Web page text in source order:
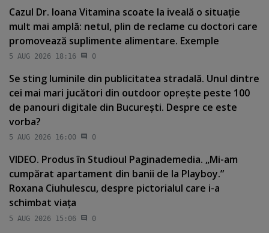
Cazul Dr. Ioana Vitamina scoate la iveală o situaţie
mult mai amplă: netul, plin de reclame cu doctori care
promovează suplimente alimentare. Exemple
5 AUG 2026 18:16 0
Se sting luminile din publicitatea stradală. Unul dintre
cei mai mari jucători din outdoor opreşte peste 100
de panouri digitale din Bucureşti. Despre ce este
vorba?
5 AUG 2026 16:00 0
VIDEO. Produs în Studioul Paginademedia. „Mi-am
cumpărat apartament din banii de la Playboy.”
Roxana Ciuhulescu, despre pictorialul care i-a
schimbat viaţa
5 AUG 2026 15:06 0